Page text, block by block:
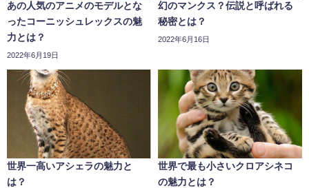
あの人気のアニメのモデルとな
ったコーニッシュレックスの魅
力とは？
2022年6月19日
幻のマンクス？伝説と呼ばれる
秘密とは？
2022年6月16日
世界一高いアシェラの魅力と
は？
世界で最も小さいクロアシネコ
の魅力とは？